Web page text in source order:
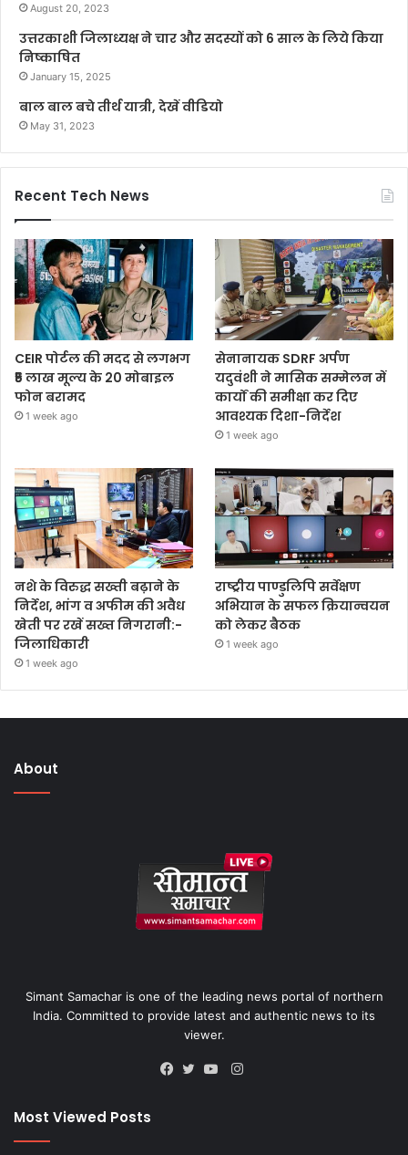
August 20, 2023
उत्तरकाशी जिलाध्यक्ष ने चार और सदस्यों को 6 साल के लिये किया
निष्काषित
January 15, 2025
बाल बाल बचे तीर्थ यात्री, देखें वीडियो
May 31, 2023
Recent Tech News
CEIR पोर्टल की मदद से लगभग
₹5 लाख मूल्य के 20 मोबाइल
फोन बरामद
1 week ago
सेनानायक SDRF अर्पण
यदुवंशी ने मासिक सम्मेलन में
कार्यों की समीक्षा कर दिए
आवश्यक दिशा-निर्देश
1 week ago
नशे के विरुद्ध सख्ती बढ़ाने के
निर्देश, भांग व अफीम की अवैध
खेती पर रखें सख्त निगरानी:-
जिलाधिकारी
1 week ago
राष्ट्रीय पाण्डुलिपि सर्वेक्षण
अभियान के सफल क्रियान्वयन
को लेकर बैठक
1 week ago
About
Simant Samachar is one of the leading news portal of northern
India. Committed to provide latest and authentic news to its
viewer.
Instagram
Most Viewed Posts